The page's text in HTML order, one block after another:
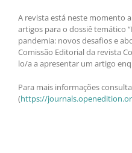
A revista está neste momento
artigos para o dossiê temático
pandemia: novos desafios e
Comissão Editorial da revista
lo/a a apresentar um artigo
Para mais informações
(https://